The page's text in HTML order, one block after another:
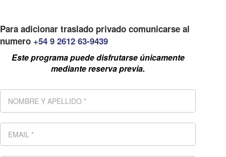
Para adicionar traslado privado comunicarse al
numero +54 9 2612 63-9439
Este programa puede disfrutarse únicamente
mediante reserva previa.